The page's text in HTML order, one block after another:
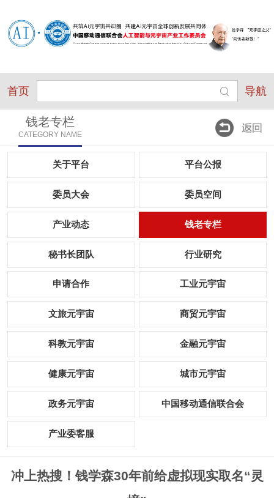
首页 导航
钱老专栏
CATEGORY NAME
关于平台 平台公报
委员大会 委员空间
产业动态 钱老专栏
秘书长团队 行业研究
申请合作 工业元宇宙
文旅元宇宙 商贸元宇宙
科教元宇宙 金融元宇宙
健康元宇宙 城市元宇宙
政务元宇宙 中国移动通信联合会
产业委客服
冲上热搜！钱学森30年前给虚拟现实取名“灵